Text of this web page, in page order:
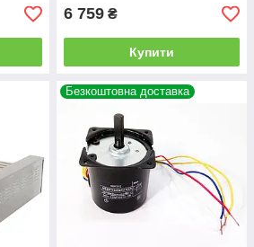
6 759 ₴
Купити
Безкоштовна доставка